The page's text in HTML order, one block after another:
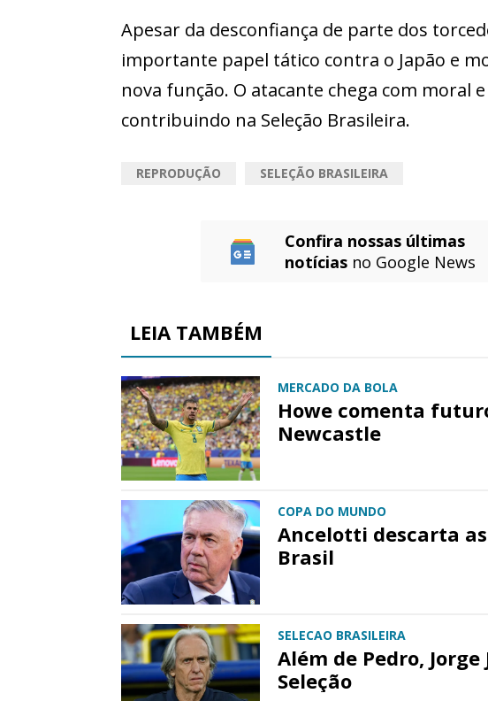
Apesar da desconfiança de parte dos
importante papel tático contra o Japão e
nova função. O atacante chega com moral
contribuindo na Seleção Brasileira.
REPRODUÇÃO SELEÇÃO BRASILEIRA
Confira nossas últimas
notícias no Google News
LEIA TAMBÉM
MERCADO DA BOLA
Howe comenta
Newcastle
COPA DO MUNDO
Ancelotti descarta
Brasil
SELECAO BRASILEIRA
Além de Pedro,
Seleção